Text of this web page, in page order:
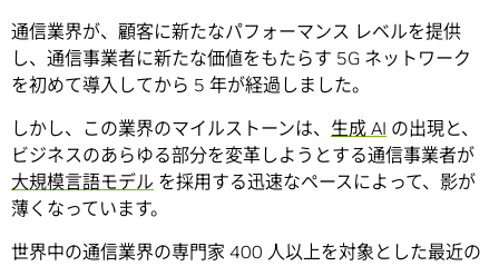
通信業界が、顧客に新たなパフォーマンス レベルを提供
し、通信事業者に新たな価値をもたらす 5G ネットワーク
を初めて導入してから 5 年が経過しました。
しかし、この業界のマイルストーンは、 生成 AI の出現と、
ビジネスのあらゆる部分を変革しようとする通信事業者が
大規模言語モデル を採用する迅速なペースによって、影が
薄くなっています。
世界中の通信業界の専門家 400 人以上を対象とした最近の